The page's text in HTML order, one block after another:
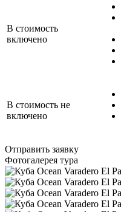
В стоимость
включено
В стоимость не
включено
Отправить заявку
Фотогалерея тура